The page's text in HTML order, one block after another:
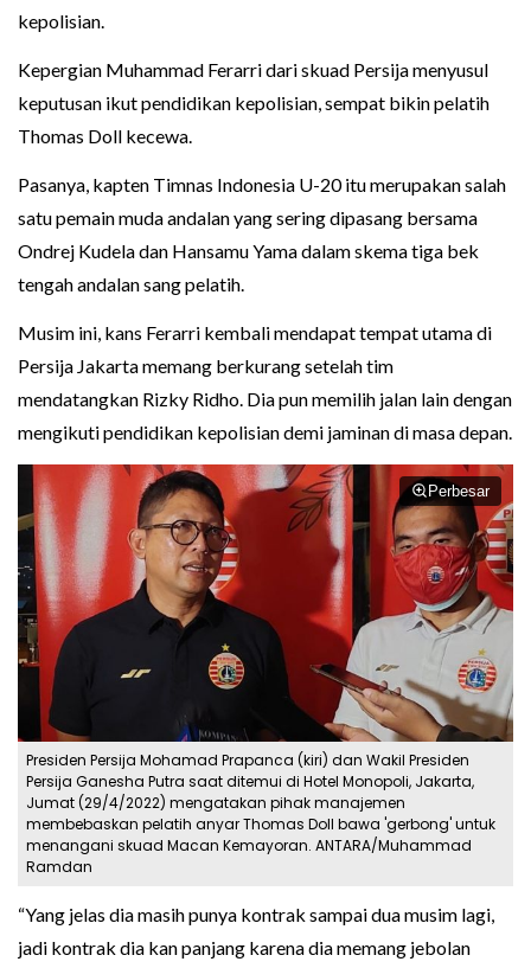
kepolisian.
Kepergian Muhammad Ferarri dari skuad Persija menyusul
keputusan ikut pendidikan kepolisian, sempat bikin pelatih
Thomas Doll kecewa.
Pasanya, kapten Timnas Indonesia U-20 itu merupakan salah
satu pemain muda andalan yang sering dipasang bersama
Ondrej Kudela dan Hansamu Yama dalam skema tiga bek
tengah andalan sang pelatih.
Musim ini, kans Ferarri kembali mendapat tempat utama di
Persija Jakarta memang berkurang setelah tim
mendatangkan Rizky Ridho. Dia pun memilih jalan lain dengan
mengikuti pendidikan kepolisian demi jaminan di masa depan.
Perbesar
Presiden Persija Mohamad Prapanca (kiri) dan Wakil Presiden
Persija Ganesha Putra saat ditemui di Hotel Monopoli, Jakarta,
Jumat (29/4/2022) mengatakan pihak manajemen
membebaskan pelatih anyar Thomas Doll bawa 'gerbong' untuk
menangani skuad Macan Kemayoran. ANTARA/Muhammad
Ramdan
“Yang jelas dia masih punya kontrak sampai dua musim lagi,
jadi kontrak dia kan panjang karena dia memang jebolan